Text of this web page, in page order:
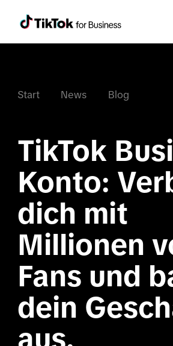
Start News Blog
TikTok
Konto:
dich mit
Millionen
Fans und
dein
aus.